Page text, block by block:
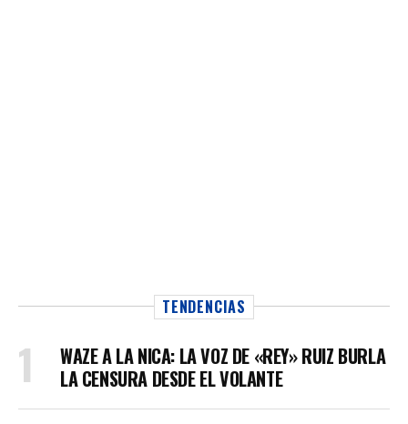
TENDENCIAS
WAZE A LA NICA: LA VOZ DE «REY» RUIZ BURLA
LA CENSURA DESDE EL VOLANTE